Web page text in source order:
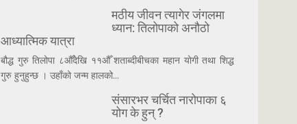
मठीय जीवन त्यागेर जंगलमा
ध्यान: तिलोपाको अनौठो
आध्यात्मिक यात्रा
बौद्ध गुरु तिलोपा ८औँदेखि ११औँ शताब्दीबीचका महान योगी तथा शिद्ध
गुरु हुनुहुन्छ । उहाँको जन्म हालको...
संसारभर चर्चित नारोपाका ६
योग के हुन् ?